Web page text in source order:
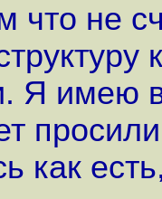
что не
Я имею
как